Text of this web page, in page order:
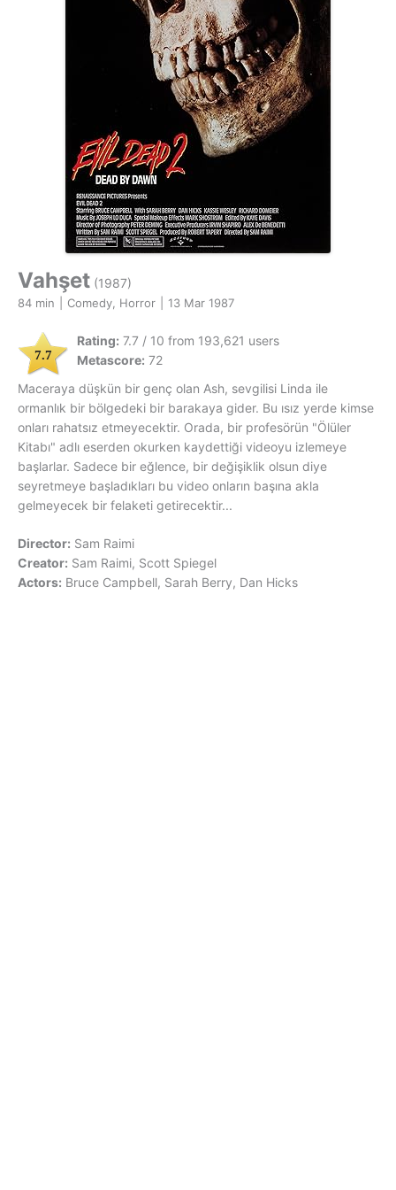
Vahşet (1987)
84 min Comedy, Horror 13 Mar 1987
7.7
Rating: 7.7 / 10 from 193,621 users
Metascore: 72
Maceraya düşkün bir genç olan Ash, sevgilisi Linda ile
ormanlık bir bölgedeki bir barakaya gider. Bu ısız yerde kimse
onları rahatsız etmeyecektir. Orada, bir profesörün "Ölüler
Kitabı" adlı eserden okurken kaydettiği videoyu izlemeye
başlarlar. Sadece bir eğlence, bir değişiklik olsun diye
seyretmeye başladıkları bu video onların başına akla
gelmeyecek bir felaketi getirecektir...
Director: Sam Raimi
Creator: Sam Raimi, Scott Spiegel
Actors: Bruce Campbell, Sarah Berry, Dan Hicks